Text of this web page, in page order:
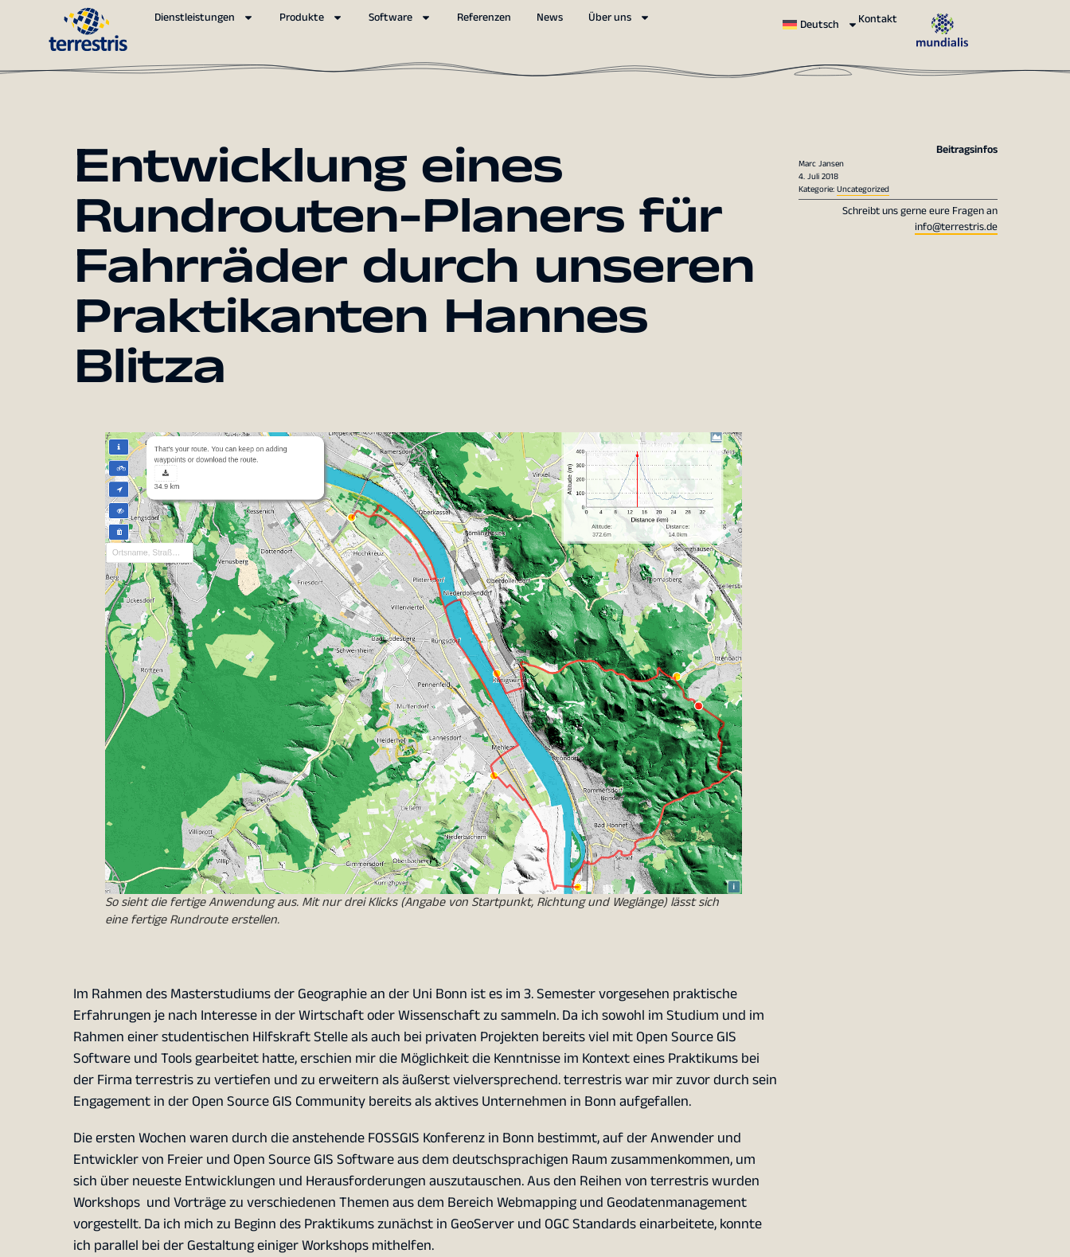
Dienstleistungen Produkte Software Referenzen News Über uns Deutsch Kontakt
Entwicklung eines
Rundrouten-Planers für
Fahrräder durch unseren
Praktikanten Hannes
Blitza
So sieht die fertige Anwendung aus. Mit nur drei Klicks (Angabe von Startpunkt, Richtung und Weglänge) lässt sich
eine fertige Rundroute erstellen.
Im Rahmen des Masterstudiums der Geographie an der Uni Bonn ist es im 3. Semester vorgesehen praktische
Erfahrungen je nach Interesse in der Wirtschaft oder Wissenschaft zu sammeln. Da ich sowohl im Studium und im
Rahmen einer studentischen Hilfskraft Stelle als auch bei privaten Projekten bereits viel mit Open Source GIS
Software und Tools gearbeitet hatte, erschien mir die Möglichkeit die Kenntnisse im Kontext eines Praktikums bei
der Firma terrestris zu vertiefen und zu erweitern als äußerst vielversprechend. terrestris war mir zuvor durch sein
Engagement in der Open Source GIS Community bereits als aktives Unternehmen in Bonn aufgefallen.
Die ersten Wochen waren durch die anstehende FOSSGIS Konferenz in Bonn bestimmt, auf der Anwender und
Entwickler von Freier und Open Source GIS Software aus dem deutschsprachigen Raum zusammenkommen, um
sich über neueste Entwicklungen und Herausforderungen auszutauschen. Aus den Reihen von terrestris wurden
Workshops und Vorträge zu verschiedenen Themen aus dem Bereich Webmapping und Geodatenmanagement
vorgestellt. Da ich mich zu Beginn des Praktikums zunächst in GeoServer und OGC Standards einarbeitete, konnte
ich parallel bei der Gestaltung einiger Workshops mithelfen.
Beitragsinfos
Marc Jansen
4. Juli 2018
Kategorie:Uncategorized
Schreibt uns gerne eure Fragen an
info@terrestris.de